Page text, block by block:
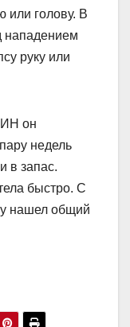
или голову. В
нападением
руку или
он
недель
в запас.
быстро. С
нашел общий